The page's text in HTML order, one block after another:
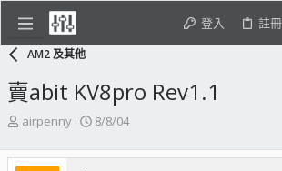
登入 註冊
AM2 及其他
賣abit KV8pro Rev1.1
主
發
airpenny
開
日
8/8/04